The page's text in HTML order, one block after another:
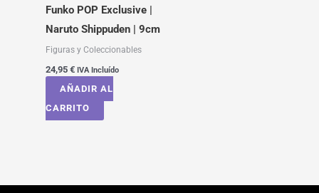
Funko POP Exclusive |
Naruto Shippuden | 9cm
Figuras y Coleccionables
24,95 € IVA Incluído
AÑADIR AL
CARRITO